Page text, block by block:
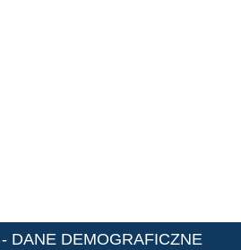
- DANE DEMOGRAFICZNE